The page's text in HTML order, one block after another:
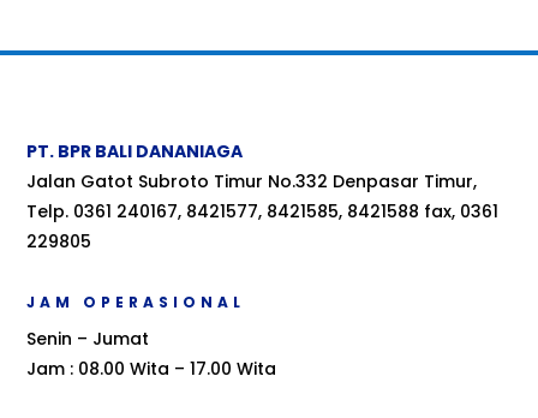
PT. BPR BALI DANANIAGA
Jalan Gatot Subroto Timur No.332 Denpasar Timur,
Telp. 0361 240167, 8421577, 8421585, 8421588 fax, 0361
229805
JAM OPERASIONAL
Senin – Jumat
Jam : 08.00 Wita – 17.00 Wita